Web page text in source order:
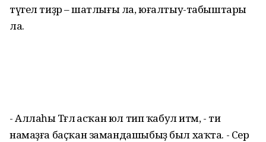
түгел тиҙәр – шатлығы ла, юғалтыу-табыштары
ла.
- Аллаһы Тәғәлә асҡан юл тип ҡабул итәм, - ти
намаҙға баҫҡан замандашыбыҙ был хаҡта. - Сер